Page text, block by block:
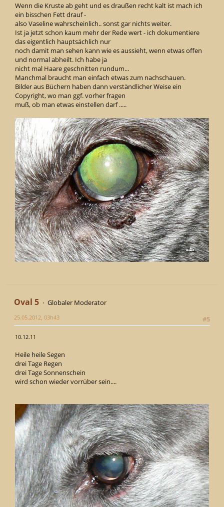
Wenn die Kruste ab geht und es draußen recht kalt ist mach ich
ein bisschen Fett drauf -
also Vaseline wahrscheinlich.. sonst gar nichts weiter.
Ist ja jetzt schon kaum mehr der Rede wert - ich dokumentiere
das eigentlich hauptsächlich nur
noch damit man sehen kann wie es aussieht, wenn etwas offen
und normal abheilt. Ich habe ja
nicht mal Haare geschnitten rundum...
Manchmal braucht man einfach etwas zum nachschauen.
Bilder aus Büchern haben dann verständlicher Weise ein
Copyright, wo man ggf. vorher fragen
muß, ob man etwas einstellen darf .....
Oval 5
Globaler Moderator
#5
25.05.2012, 03h43
10.12.11
Heile heile Segen
drei Tage Regen
drei Tage Sonnenschein
wird schon wieder vorrüber sein....